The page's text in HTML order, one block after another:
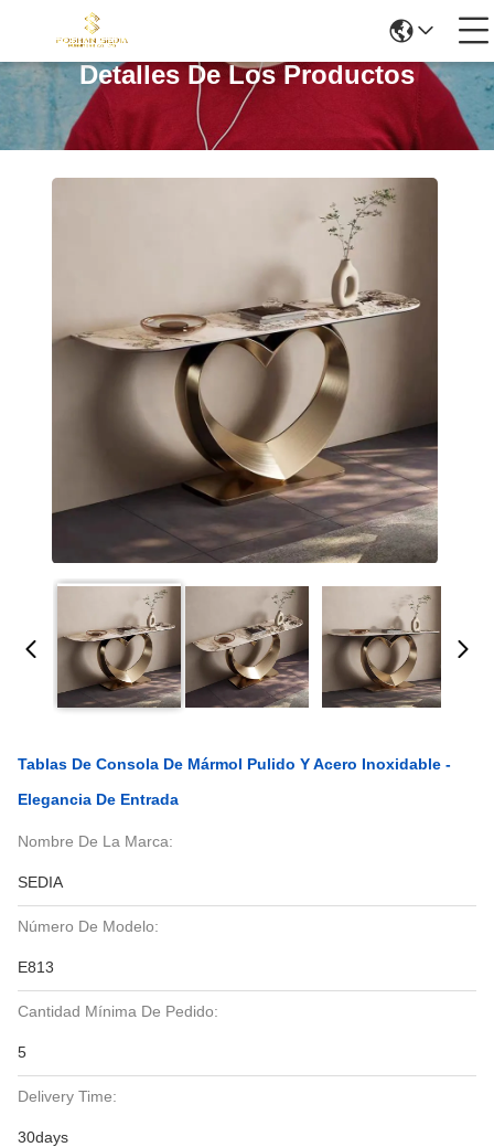
Detalles De Los Productos
Tablas De Consola De Mármol Pulido Y Acero Inoxidable -
Elegancia De Entrada
Nombre De La Marca:
SEDIA
Número De Modelo:
E813
Cantidad Mínima De Pedido:
5
Delivery Time:
30days